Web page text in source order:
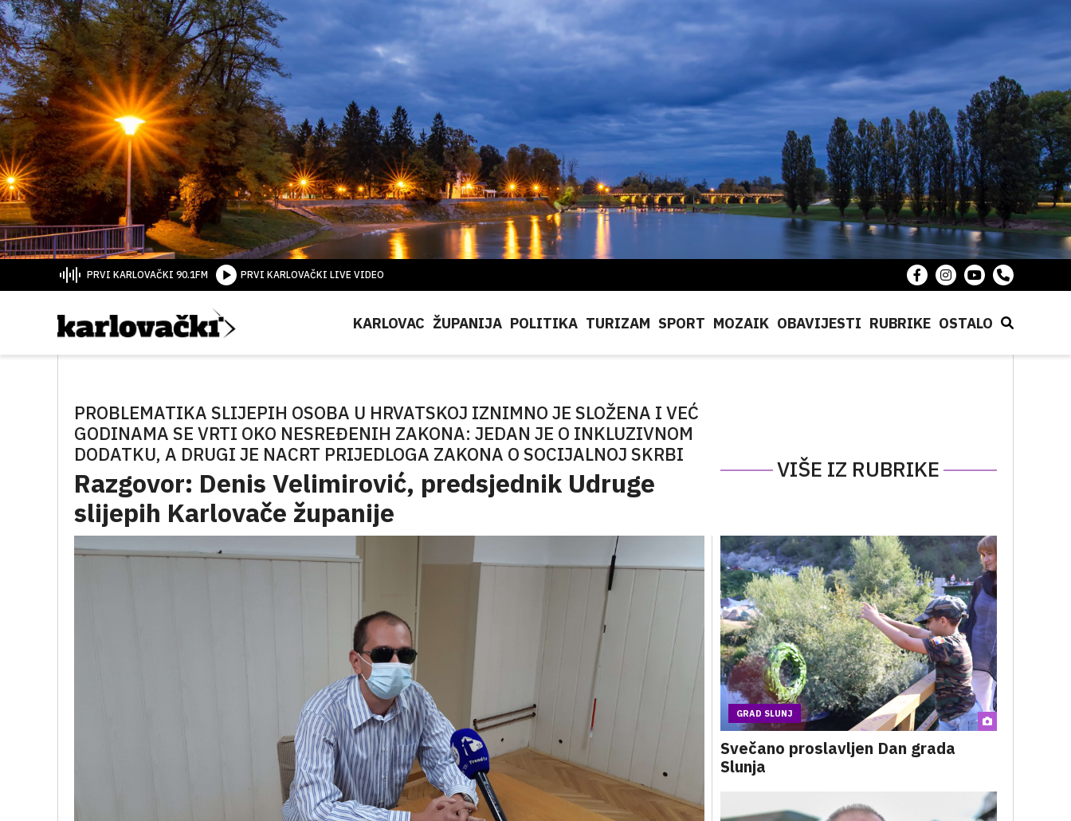
PRVI KARLOVAČKI 90.1FM PRVI KARLOVAČKI LIVE VIDEO
KARLOVAC ŽUPANIJA POLITIKA TURIZAM SPORT MOZAIK OBAVIJESTI RUBRIKE OSTALO
PROBLEMATIKA SLIJEPIH OSOBA U HRVATSKOJ IZNIMNO JE SLOŽENA I VEĆ
GODINAMA SE VRTI OKO NESREĐENIH ZAKONA: JEDAN JE O INKLUZIVNOM
DODATKU, A DRUGI JE NACRT PRIJEDLOGA ZAKONA O SOCIJALNOJ SKRBI
Razgovor: Denis Velimirović, predsjednik Udruge
slijepih Karlovače županije
VIŠE IZ RUBRIKE
GRAD SLUNJ
Svečano proslavljen Dan grada
Slunja